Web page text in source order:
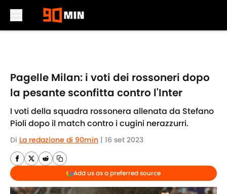
Pagelle Milan: i voti dei rossoneri dopo
la pesante sconfitta contro l'Inter
I voti della squadra rossonera allenata da Stefano
Pioli dopo il match contro i cugini nerazzurri.
Di La redazione di 90min | 16 set 2023
Add us as a preferred source